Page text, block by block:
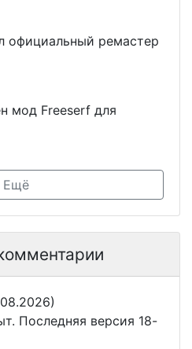
официальный ремастер
мод Freeserf для
Ещё
Последняя версия 18-